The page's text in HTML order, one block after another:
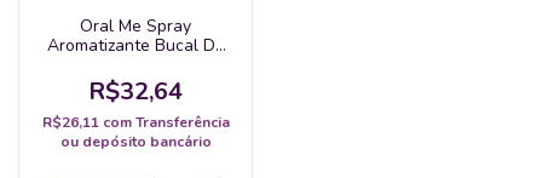
Oral Me Spray
Aromatizante Bucal De
R$32,64
R$26,11 com Transferência
ou depósito bancário